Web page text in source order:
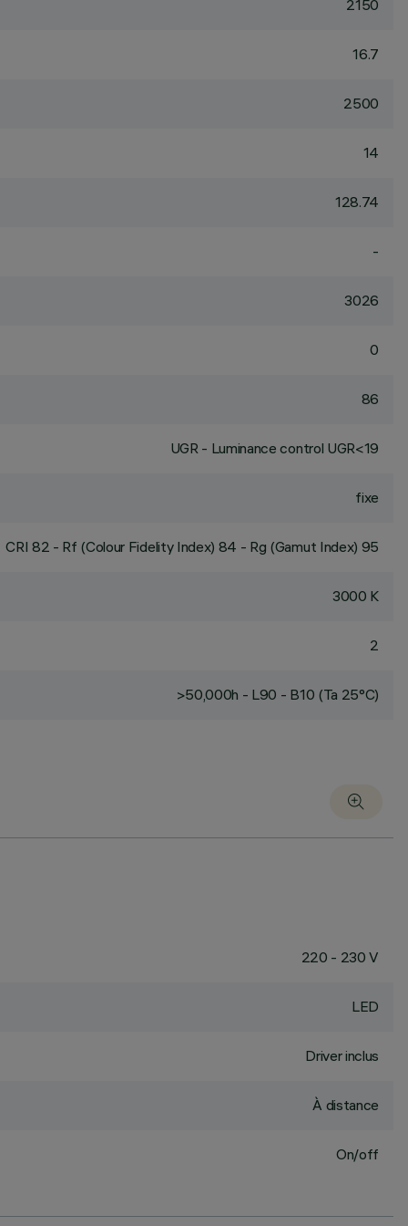
2150
16.7
2500
14
128.74
-
3026
0
86
UGR - Luminance control UGR<19
fixe
CRI 82 - Rf (Colour Fidelity Index) 84 - Rg (Gamut Index) 95
3000 K
2
>50,000h - L90 - B10 (Ta 25°C)
220 - 230 V
LED
Driver inclus
À distance
On/off